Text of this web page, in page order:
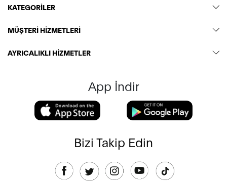
KATEGORİLER
MÜŞTERİ HİZMETLERİ
AYRICALIKLI HİZMETLER
App İndir
Bizi Takip Edin